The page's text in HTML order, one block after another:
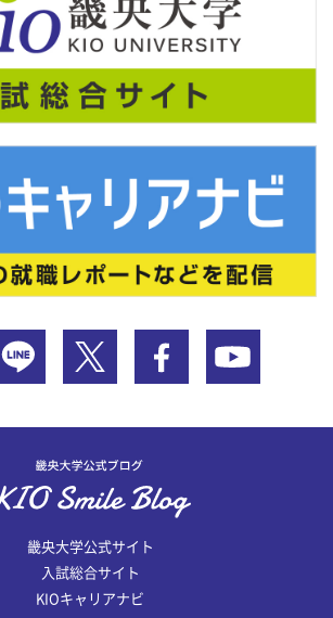
畿央大学公式サイト
入試総合サイト
KIOキャリアナビ